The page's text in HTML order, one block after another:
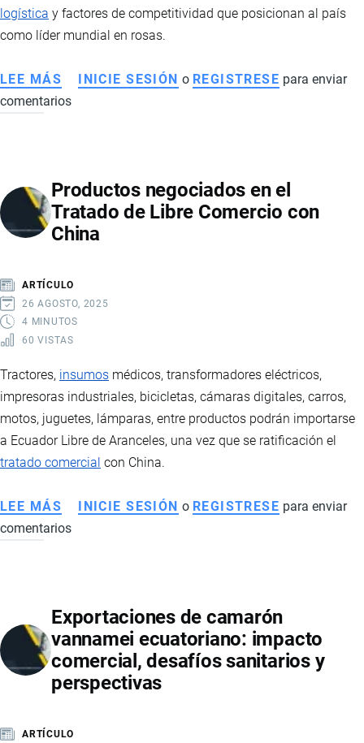
logística y factores de competitividad que posicionan al país
como líder mundial en rosas.
LEE MÁS SOBRE
EXPORTACIÓN
ECUADOR:
ESTADÍSTICAS,
MERCADOS
DEL
SECTOR
FLORÍCOLA
INICIE SESIÓN o REGISTRESE para enviar
comentarios
Productos negociados en el
Tratado de Libre Comercio con
China
ARTÍCULO
26 AGOSTO, 2025
4 MINUTOS
60 VISTAS
Tractores, insumos médicos, transformadores eléctricos,
impresoras industriales, bicicletas, cámaras digitales, carros,
motos, juguetes, lámparas, entre productos podrán importarse
a Ecuador Libre de Aranceles, una vez que se ratificación el
tratado comercial con China.
LEE MÁS SOBRE
PRODUCTOS
TRATADO
DE
LIBRE
COMERCIO
INICIE SESIÓN o REGISTRESE para enviar
comentarios
Exportaciones de camarón
vannamei ecuatoriano: impacto
comercial, desafíos sanitarios y
perspectivas
ARTÍCULO